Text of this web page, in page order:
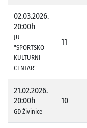
02.03.2026.
20:00h
JU
"SPORTSKO
KULTURNI
CENTAR"
11
21.02.2026.
20:00h
GD Živinice
10